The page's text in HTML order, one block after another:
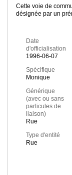
Cette voie de
désignée par un
Date
d'officialisation
1996-06-07
Spécifique
Monique
Générique
(avec ou sans
particules de
liaison)
Rue
Type d'entité
Rue